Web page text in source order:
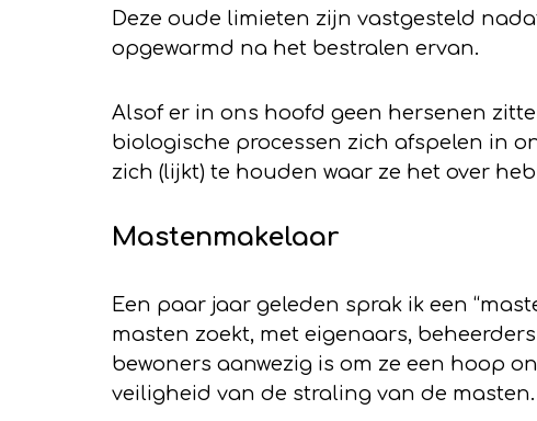
Deze oude limieten zijn vastgesteld
opgewarmd na het bestralen ervan.
Alsof er in ons hoofd geen hersenen
biologische processen zich afspelen in
zich (lijkt) te houden waar ze het over
Mastenmakelaar
Een paar jaar geleden sprak ik een
masten zoekt, met eigenaars,
bewoners aanwezig is om ze een hoop
veiligheid van de straling van de masten.